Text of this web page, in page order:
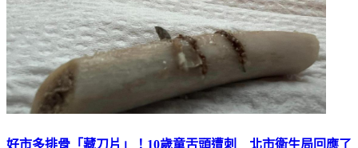
好市多排骨「藏刀片」！10歲童舌頭遭刺 北市衛生局回應了